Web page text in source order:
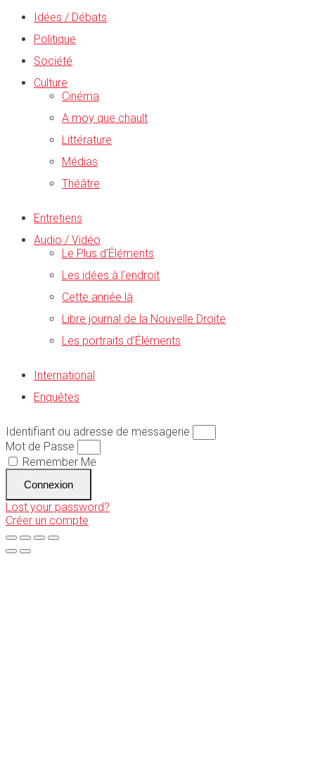
Idées / Débats
Politique
Société
Culture
Cinéma
A moy que chault
Littérature
Médias
Théâtre
Entretiens
Audio / Vidéo
Le Plus d’Éléments
Les idées à l’endroit
Cette année là
Libre journal de la Nouvelle Droite
Les portraits d’Éléments
International
Enquêtes
Identifiant ou adresse de messagerie
Mot de Passe
Remember Me
Connexion
Lost your password?
Créer un compte